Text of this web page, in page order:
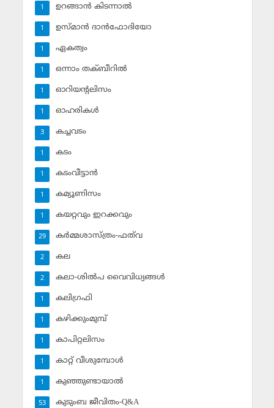
ഉറങ്ങാന്‍ കിടന്നാല്‍
1
ഉസ്മാന്‍ ദാന്‍ഫോദിയോ
1
ഏകത്വം
1
ഒന്നാം തക്ബീറില്‍
1
ഓറിയന്റലിസം
1
ഓഹരികള്‍
1
കച്ചവടം
3
കടം
1
കടംവീട്ടാന്‍
1
കമ്യൂണിസം
1
കയറ്റവും ഇറക്കവും
1
കര്‍മ്മശാസ്ത്രം-ഫത്‌വ
29
കല
2
കലാ-ശില്‍പ വൈവിധ്യങ്ങള്‍
2
കലിഗ്രഫി
1
കഴിക്കുംമുമ്പ്
1
കാപിറ്റലിസം
1
കാറ്റ് വീശുമ്പോള്‍
1
കുഞ്ഞുണ്ടായാല്‍
1
കുടുംബ ജീവിതം-Q&A
53